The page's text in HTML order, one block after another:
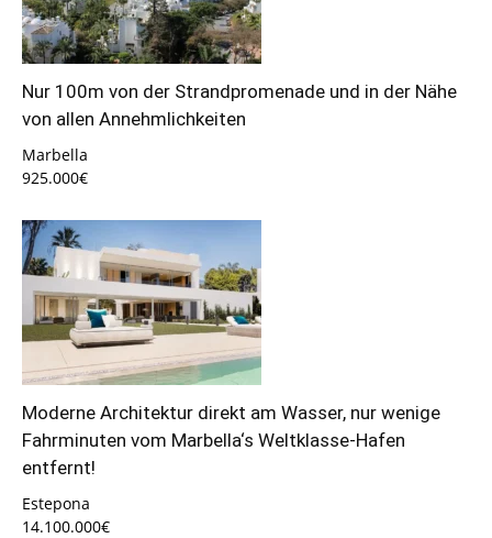
Nur 100m von der Strandpromenade und in der Nähe
von allen Annehmlichkeiten
Marbella
925.000€
Moderne Architektur direkt am Wasser, nur wenige
Fahrminuten vom Marbella‘s Weltklasse-Hafen
entfernt!
Estepona
14.100.000€